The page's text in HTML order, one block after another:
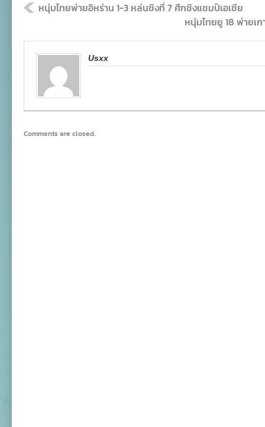
หนุ่มไทยพ่ายอิหร่าน 1-3 หล่นชิงที่ 7 ศึกชิงแชมป์เอเชีย
หนุ่มไทยยู 18 พ่ายเ
Usxx
Comments are closed.